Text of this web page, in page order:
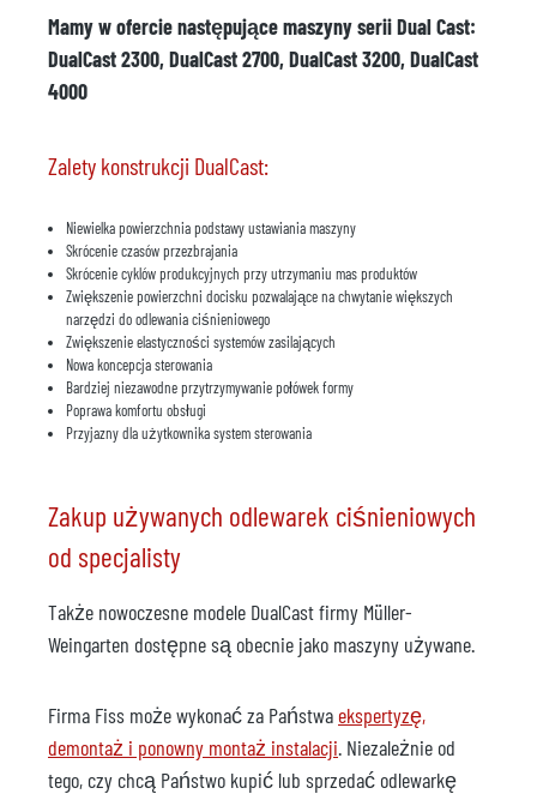
Mamy w ofercie następujące maszyny serii Dual Cast:
DualCast 2300, DualCast 2700, DualCast 3200, DualCast
4000
Zalety konstrukcji DualCast:
Niewielka powierzchnia podstawy ustawiania maszyny
Skrócenie czasów przezbrajania
Skrócenie cyklów produkcyjnych przy utrzymaniu mas produktów
Zwiększenie powierzchni docisku pozwalające na chwytanie większych
narzędzi do odlewania ciśnieniowego
Zwiększenie elastyczności systemów zasilających
Nowa koncepcja sterowania
Bardziej niezawodne przytrzymywanie połówek formy
Poprawa komfortu obsługi
Przyjazny dla użytkownika system sterowania
Zakup używanych odlewarek ciśnieniowych
od specjalisty
Także nowoczesne modele DualCast firmy Müller-
Weingarten dostępne są obecnie jako maszyny używane.
Firma Fiss może wykonać za Państwa ekspertyzę,
demontaż i ponowny montaż instalacji. Niezależnie od
tego, czy chcą Państwo kupić lub sprzedać odlewarkę